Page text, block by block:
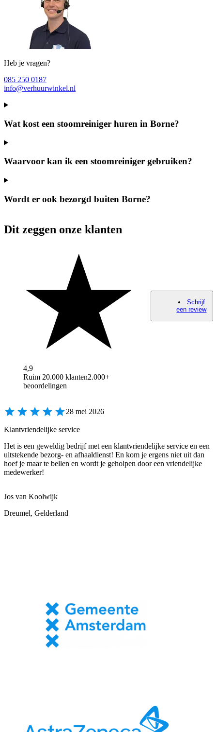
Heb je vragen?
085 250 0187
info@verhuurwinkel.nl
Wat kost een stoomreiniger huren in Borne?
Waarvoor kan ik een stoomreiniger gebruiken?
Wordt er ook bezorgd buiten Borne?
Dit zeggen onze klanten
4,9
Ruim 20.000 klanten2.000+
beoordelingen
Schrijf
een review
28 mei 2026
Klantvriendelijke service
Het is een geweldig bedrijf met een klantvriendelijke service en een
uitstekende bezorg- en afhaaldienst! En kom je ergens niet uit dan
hoef je maar te bellen en wordt je geholpen door een vriendelijke
medewerker!
Jos van Koolwijk
Dreumel, Gelderland